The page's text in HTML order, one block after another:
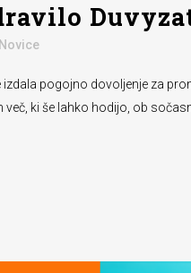
Novice
pogojno dovoljenje za
več, ki še lahko hodijo, ob